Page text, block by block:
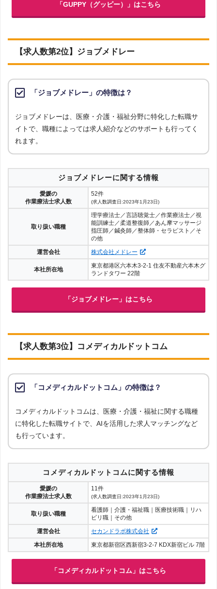
「GUPPY（グッピー）」はこちら
【求人数第2位】ジョブメドレー
「ジョブメドレー」の特徴は？
ジョブメドレーは、医療・介護・福祉分野に特化した転職サ
イトで、職種によっては求人紹介などのサポートも行ってく
れます。
ジョブメドレーに関する情報
愛媛の
作業療法士求人数
52件
(求人数調査日:2023年1月23日)
取り扱い職種
理学療法士／言語聴覚士／作業療法士／視
能訓練士／柔道整復師／あん摩マッサージ
指圧師／鍼灸師／整体師・セラピスト／そ
の他
運営会社
株式会社メドレー
本社所在地
東京都港区六本木3-2-1 住友不動産六本木グ
ランドタワー 22階
「ジョブメドレー」はこちら
【求人数第3位】コメディカルドットコム
「コメディカルドットコム」の特徴は？
コメディカルドットコムは、医療・介護・福祉に関する職種
に特化した転職サイトで、AIを活用した求人マッチングなど
も行っています。
コメディカルドットコムに関する情報
愛媛の
作業療法士求人数
11件
(求人数調査日:2023年1月23日)
取り扱い職種
看護師｜介護・福祉職｜医療技術職｜リハ
ビリ職｜その他
運営会社
セカンドラボ株式会社
本社所在地
東京都新宿区西新宿3-2-7 KDX新宿ビル 7階
「コメディカルドットコム」はこちら